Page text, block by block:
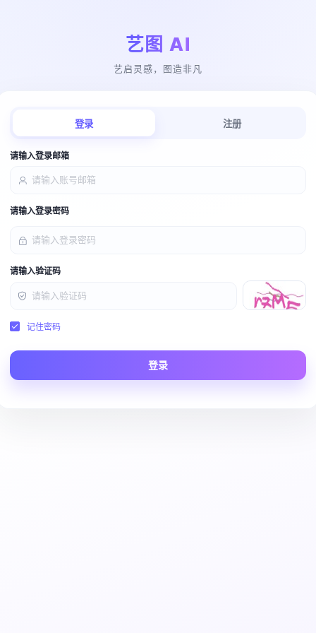
艺图 AI
艺启灵感，图造非凡
登录 注册
请输入登录邮箱
请输入登录密码
请输入验证码
记住密码
登录